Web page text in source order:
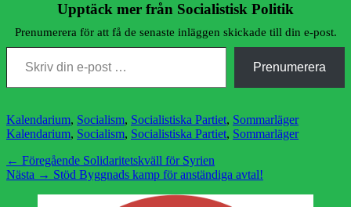
Upptäck mer från Socialistisk Politik
Prenumerera för att få de senaste inläggen skickade till din e-post.
Skriv din e-post …
Prenumerera
Kategorier
Kalendarium, Socialism, Socialistiska Partiet, SommarlägerEtiketter
Kalendarium, Socialism, Socialistiska Partiet, Sommarläger
Inläggsnavigering
← Föregående Föregående
inlägg:
Solidaritetskväll för Syrien
Nästa → Nästa
Stöd Byggnads kamp för anständiga avtal!